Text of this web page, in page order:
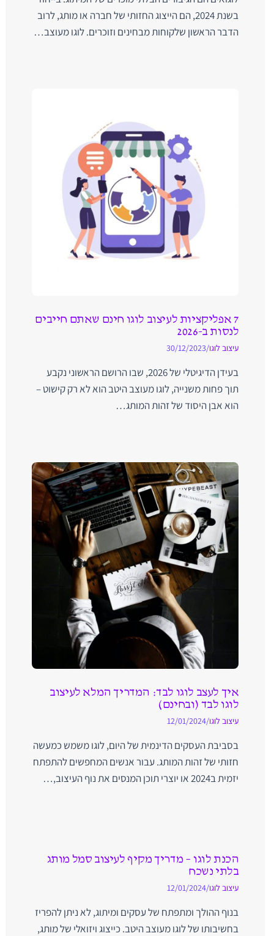
בשנת 2024, הם הייצוג החזותי של חברה או מותג, לרוב
הדבר הראשון שלקוחות מבחינים וזוכרים. לוגו מעוצב…
7 אפליקציות לעיצוב לוגו חינם שאתם חייבים
לנסות ב-2026
עיצוב לוגו/
30/12/2023
בעידן הדיגיטלי של 2026, שבו הרושם הראשוני נקבע
תוך פחות משנייה, לוגו מעוצב היטב הוא לא רק קישוט –
הוא אבן היסוד של זהות המותג…
איך לעצב לוגו לבד: המדריך המלא לעיצוב
לוגו לבד (ובחינם)
עיצוב לוגו/
12/01/2024
בסביבת העסקים הדינמית של היום, לוגו משמש כמעשה
חזותי של זהות המותג. עבור אנשים המחפשים להתפתח
יזמית ב2024 או יוצרי תוכן המנסים את נוף העיצוב,…
הכנת לוגו – מדריך מקיף לעיצוב סמל מותג
בלתי נשכח
עיצוב לוגו/
12/01/2024
בנוף ההולך ומתפתח של עסקים ומיתוג, לא ניתן להפריז
בחשיבותו של לוגו מעוצב היטב. כייצוג ויזואלי של מותג,